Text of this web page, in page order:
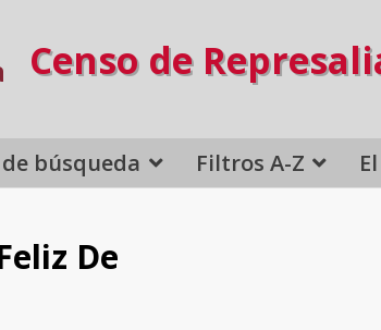
Censo de
búsqueda Filtros A-Z
De